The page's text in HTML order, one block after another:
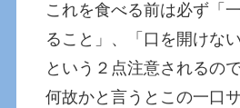
これを食べる前は必ず「
ること」、「口を開けな
という２点注意されるので
何故かと言うとこの一口